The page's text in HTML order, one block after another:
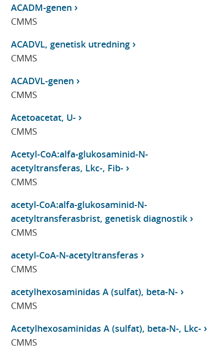
ACADM-genen
CMMS
ACADVL, genetisk utredning
CMMS
ACADVL-genen
CMMS
Acetoacetat, U-
CMMS
Acetyl-CoA:alfa-glukosaminid-N-
acetyltransferas, Lkc-, Fib-
CMMS
acetyl-CoA:alfa-glukosaminid-N-
acetyltransferasbrist, genetisk diagnostik
CMMS
acetyl-CoA-N-acetyltransferas
CMMS
acetylhexosaminidas A (sulfat), beta-N-
CMMS
Acetylhexosaminidas A (sulfat), beta-N-, Lkc-
CMMS